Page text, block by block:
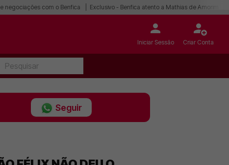
negociações com o Benfica Exclusivo - Benfica atento a Mathias de Amorim
Iniciar Sessão Criar Conta
Seguir